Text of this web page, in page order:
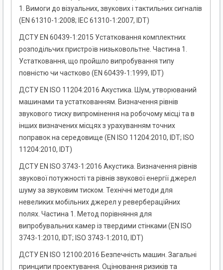
1. Вимоги до візуальних, звукових і тактильних сигналів
(EN 61310-1:2008; IEC 61310-1:2007, IDT)
ДСТУ EN 60439-1:2015 Устатковання комплектних
розподільчих пристроїв низьковольтне. Частина 1.
Устатковання, що пройшло випробування типу
повністю чи частково (EN 60439-1:1999, IDT)
ДСТУ EN ISO 11204:2016 Акустика. Шум, утворюваний
машинами та устаткованням. Визначення рівнів
звукового тиску випромінення на робочому місці та в
інших визначених місцях з урахуванням точних
поправок на середовище (EN ISO 11204:2010, IDT; ISO
11204:2010, IDT)
ДСТУ EN ISO 3743-1:2016 Акустика. Визначення рівнів
звукової потужності та рівнів звукової енергії джерел
шуму за звуковим тиском. Технічні методи для
невеликих мобільних джерел у ревербераційних
полях. Частина 1. Метод порівняння для
випробувальних камер із твердими стінками (EN ISO
3743-1:2010, IDT; ISO 3743-1:2010, IDT)
ДСТУ EN ISO 12100:2016 Безпечність машин. Загальні
принципи проектування. Оцінювання ризиків та